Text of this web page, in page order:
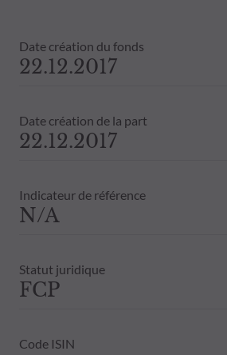
Date création du fonds
22.12.2017
Date création de la part
22.12.2017
Indicateur de référence
N/A
Statut juridique
FCP
Code ISIN
publication
Les valeurs
Le
de contacter